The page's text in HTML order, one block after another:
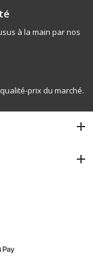
à la main par nos
prix du marché.